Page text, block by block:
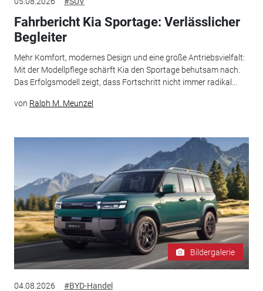
Fahrbericht Kia Sportage: Verlässlicher
Begleiter
Mehr Komfort, modernes Design und eine große Antriebsvielfalt:
Mit der Modellpflege schärft Kia den Sportage behutsam nach.
Das Erfolgsmodell zeigt, dass Fortschritt nicht immer radikal...
von Ralph M. Meunzel
Bildergalerie
04.08.2026 #BYD-Handel